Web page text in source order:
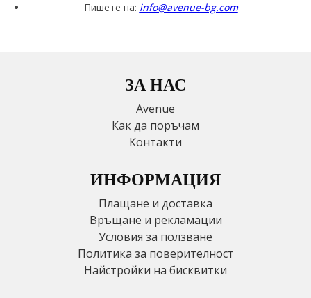
Пишете на: info@avenue-bg.com
ЗА НАС
Avenue
Как да поръчам
Контакти
ИНФОРМАЦИЯ
Плащане и доставка
Връщане и рекламации
Условия за ползване
Политика за поверителност
Найстройки на бисквитки